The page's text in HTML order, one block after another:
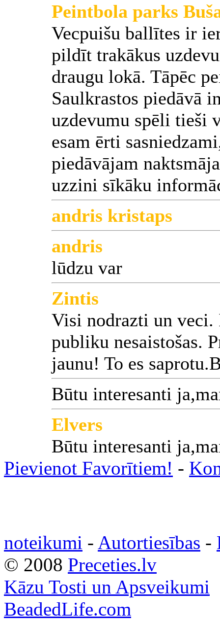
Peintbola parks
Vecpuišu ballītes ir
pildīt trakākus
draugu lokā. Tāpēc
Saulkrastos piedāvā
uzdevumu spēli tieši
esam ērti
piedāvājam
uzzini sīkāku
andris kristaps
andris
lūdzu var
Zintis
Visi nodrazti un veci.
publiku nesaistošas.
jaunu! To es
Būtu interesanti
Elvers
Būtu interesanti
Pievienot Favorītiem! -
noteikumi - Autortiesības -
© 2008 Preceties.lv
Kāzu Tosti un Apsveikumi
BeadedLife.com